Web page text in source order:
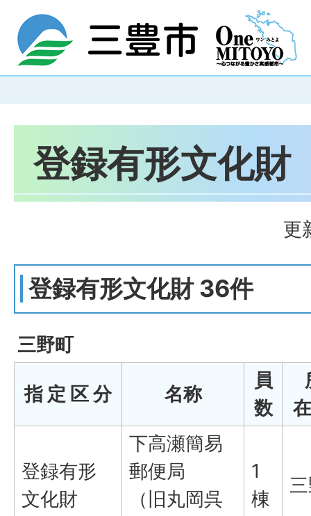
登録有形文化財
更
登録有形文化財 36件
三野町
指 定 区 分 名称
員
数
登録有形
文化財
下高瀬簡易
郵便局
（旧丸岡呉
1
棟